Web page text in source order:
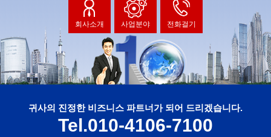
회사소개 사업분야 전화걸기
귀사의 진정한 비즈니스 파트너가 되어 드리겠습니다.
Tel.010-4106-7100